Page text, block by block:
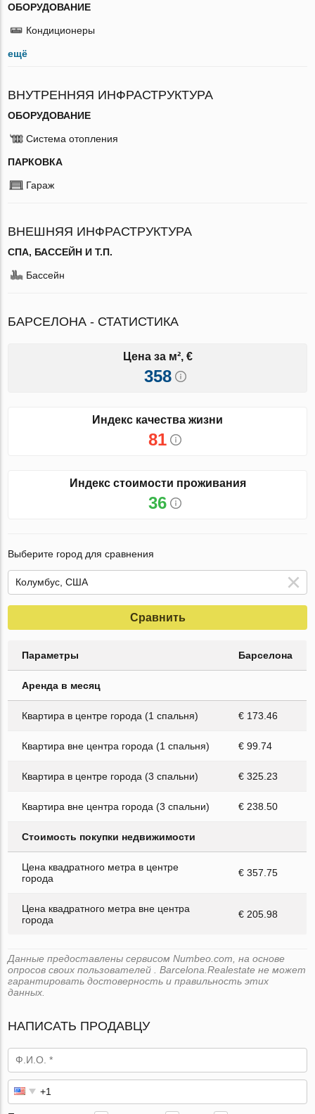
ОБОРУДОВАНИЕ
Кондиционеры
ещё
ВНУТРЕННЯЯ ИНФРАСТРУКТУРА
ОБОРУДОВАНИЕ
Система отопления
ПАРКОВКА
Гараж
ВНЕШНЯЯ ИНФРАСТРУКТУРА
СПА, БАССЕЙН И Т.П.
Бассейн
БАРСЕЛОНА - СТАТИСТИКА
Цена за м², €
358
Индекс качества жизни
81
Индекс стоимости проживания
36
Выберите город для сравнения
Сравнить
Параметры Барселона
Аренда в месяц
Квартира в центре города (1 спальня) € 173.46
Квартира вне центра города (1 спальня) € 99.74
Квартира в центре города (3 спальни) € 325.23
Квартира вне центра города (3 спальни) € 238.50
Стоимость покупки недвижимости
Цена квадратного метра в центре
города
€ 357.75
Цена квадратного метра вне центра
города
€ 205.98
Данные предоставлены сервисом Numbeo.com, на основе
опросов своих пользователей . Barcelona.Realestate не может
гарантировать достоверность и правильность этих
данных.
НАПИСАТЬ ПРОДАВЦУ